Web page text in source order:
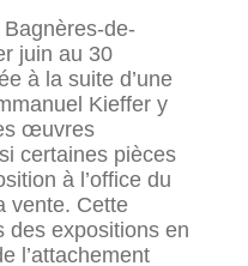
Bagnères-de-
juin au 30
à la suite d’une
Kieffer y
œuvres
certaines pièces
à l’office du
vente. Cette
des expositions en
l’attachement